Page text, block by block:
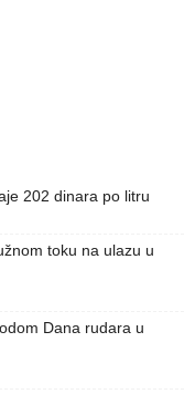
202 dinara po litru
toku na ulazu u
Dana rudara u